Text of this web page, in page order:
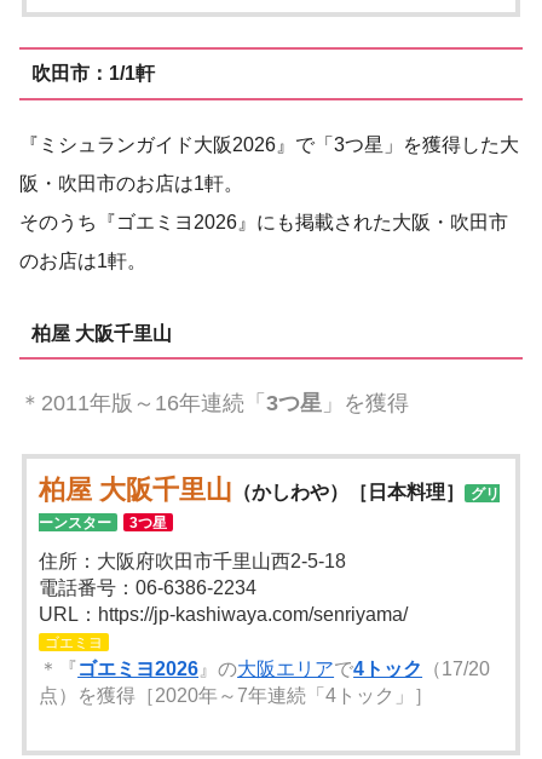
吹田市：1/1軒
『ミシュランガイド大阪2026』で「3つ星」を獲得した大
阪・吹田市のお店は1軒。
そのうち『ゴエミヨ2026』にも掲載された大阪・吹田市
のお店は1軒。
柏屋 大阪千里山
＊2011年版～16年連続「 3つ星 」を獲得
柏屋 大阪千里山 （かしわや）［日本料理］ グリ
ーンスター
3つ星
住所：大阪府吹田市千里山西2-5-18
電話番号：06-6386-2234
URL：https://jp-kashiwaya.com/senriyama/
ゴエミヨ
＊『 ゴエミヨ2026 』の大阪エリアで4トック
（17/20
点）を獲得［2020年～7年連続「4トック」］